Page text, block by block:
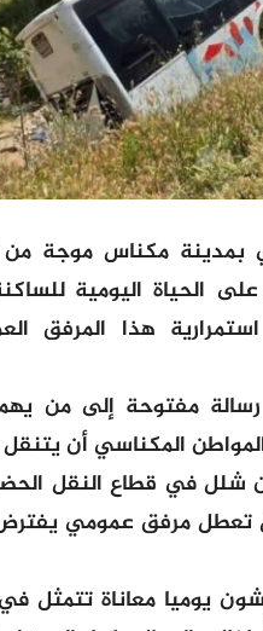
بمدينة مكناس موجة
على الحياة اليومية
هذا المرفق
مفتوحة إلى من
المكناسي أن يتنقل
شلل في قطاع النقل
مرفق عمومي يفترض
يوميا معاناة تتمثل